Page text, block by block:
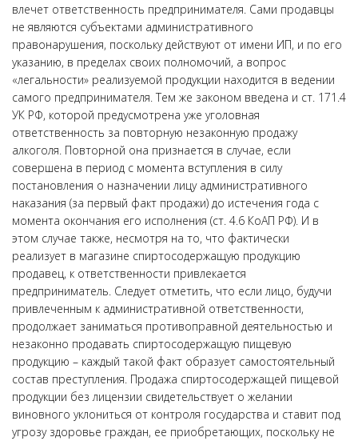
влечет ответственность предпринимателя. Сами продавцы
не являются субъектами административного
правонарушения, поскольку действуют от имени ИП, и по его
указанию, в пределах своих полномочий, а вопрос
«легальности» реализуемой продукции находится в ведении
самого предпринимателя. Тем же законом введена и ст. 171.4
УК РФ, которой предусмотрена уже уголовная
ответственность за повторную незаконную продажу
алкоголя. Повторной она признается в случае, если
совершена в период с момента вступления в силу
постановления о назначении лицу административного
наказания (за первый факт продажи) до истечения года с
момента окончания его исполнения (ст. 4.6 КоАП РФ). И в
этом случае также, несмотря на то, что фактически
реализует в магазине спиртосодержащую продукцию
продавец, к ответственности привлекается
предприниматель. Следует отметить, что если лицо, будучи
привлеченным к административной ответственности,
продолжает заниматься противоправной деятельностью и
незаконно продавать спиртосодержащую пищевую
продукцию – каждый такой факт образует самостоятельный
состав преступления. Продажа спиртосодержащей пищевой
продукции без лицензии свидетельствует о желании
виновного уклониться от контроля государства и ставит под
угрозу здоровье граждан, ее приобретающих, поскольку не